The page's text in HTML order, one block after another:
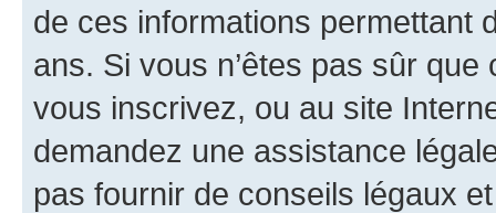
de ces informations permettant
ans. Si vous n’êtes pas sûr
vous inscrivez, ou au site
demandez une assistance
pas fournir de conseils légaux